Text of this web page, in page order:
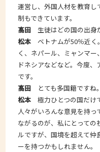
運営し、外国人材を教育
制もできています。
髙田 生徒はどの国の出身
松本 ベトナムが50％近く
く、ネパール、ミャンマ
ドネシアなどなど。今度
です。
髙田 とても多国籍ですね。
松本 極力ひとつの国だけ
人々がいろんな意見を持っ
ながるのが、私にとって
ルですが、国境を超えて仲
ーを持つかもしれません。